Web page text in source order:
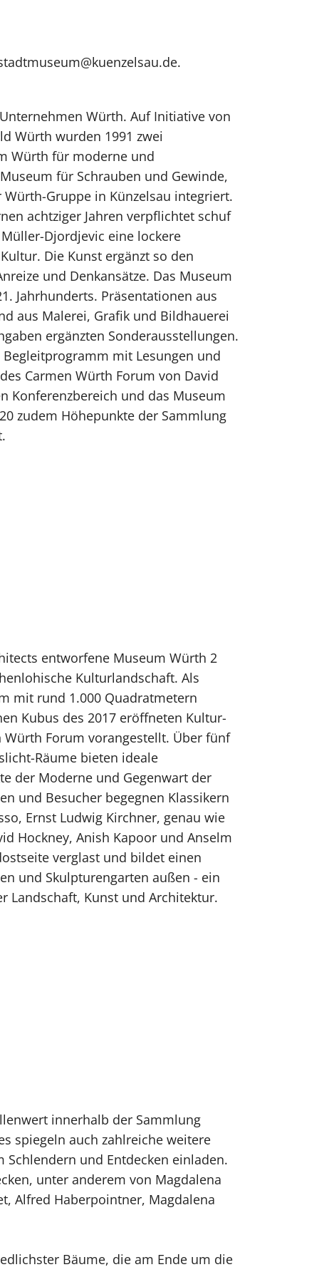
Würth. Auf Initiative von
Würth wurden 1991 zwei
Würth für moderne und
für Schrauben und Gewinde,
Gruppe in Künzelsau integriert.
achtziger Jahren verpflichtet schuf
Djordjevic eine lockere
Die Kunst ergänzt so den
und Denkansätze. Das Museum
Jahrhunderts. Präsentationen aus
aus Malerei, Grafik und Bildhauerei
ergänzten Sonderausstellungen.
mit Lesungen und
Carmen Würth Forum von David
Konferenzbereich und das Museum
zudem Höhepunkte der Sammlung
entworfene Museum Würth 2
Kulturlandschaft. Als
mit rund 1.000 Quadratmetern
Kubus des 2017 eröffneten Kultur-
Forum vorangestellt. Über fünf
Räume bieten ideale
der Moderne und Gegenwart der
und Besucher begegnen Klassikern
Ernst Ludwig Kirchner, genau wie
Hockney, Anish Kapoor und Anselm
verglast und bildet einen
und Skulpturengarten außen - ein
Landschaft, Kunst und Architektur.
innerhalb der Sammlung
spiegeln auch zahlreiche weitere
und Entdecken einladen.
unter anderem von Magdalena
Alfred Haberpointner, Magdalena
Bäume, die am Ende um die